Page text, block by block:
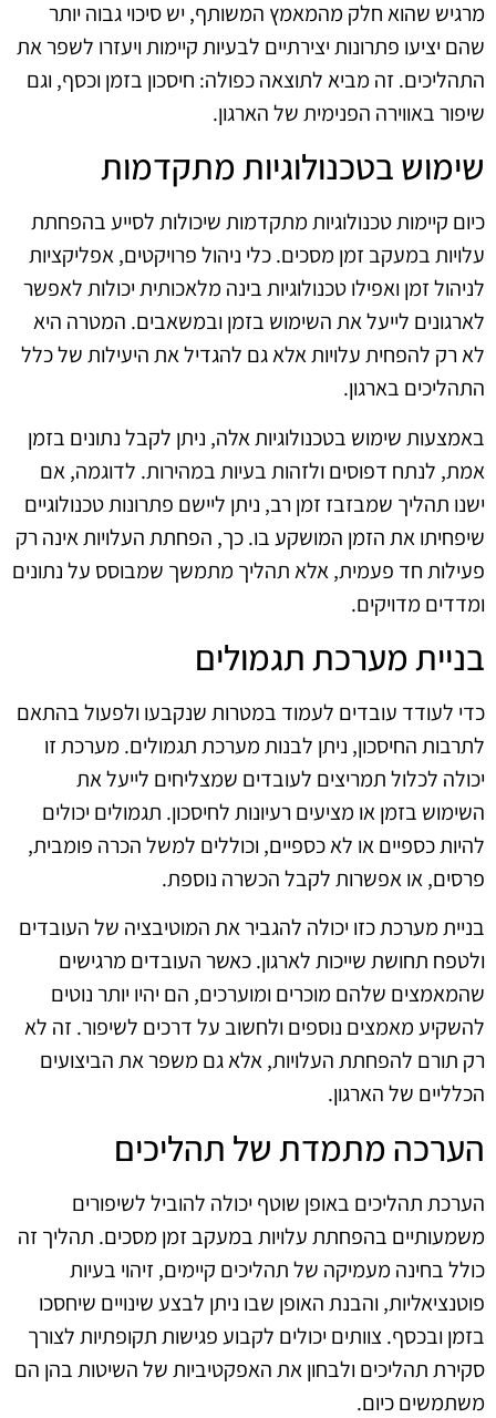
מרגיש שהוא חלק מהמאמץ המשותף, יש סיכוי גבוה יותר
שהם יציעו פתרונות יצירתיים לבעיות קיימות ויעזרו לשפר את
התהליכים. זה מביא לתוצאה כפולה: חיסכון בזמן וכסף, וגם
שיפור באווירה הפנימית של הארגון.
שימוש בטכנולוגיות מתקדמות
כיום קיימות טכנולוגיות מתקדמות שיכולות לסייע בהפחתת
עלויות במעקב זמן מסכים. כלי ניהול פרויקטים, אפליקציות
לניהול זמן ואפילו טכנולוגיות בינה מלאכותית יכולות לאפשר
לארגונים לייעל את השימוש בזמן ובמשאבים. המטרה היא
לא רק להפחית עלויות אלא גם להגדיל את היעילות של כלל
התהליכים בארגון.
באמצעות שימוש בטכנולוגיות אלה, ניתן לקבל נתונים בזמן
אמת, לנתח דפוסים ולזהות בעיות במהירות. לדוגמה, אם
ישנו תהליך שמבזבז זמן רב, ניתן ליישם פתרונות טכנולוגיים
שיפחיתו את הזמן המושקע בו. כך, הפחתת העלויות אינה רק
פעילות חד פעמית, אלא תהליך מתמשך שמבוסס על נתונים
ומדדים מדויקים.
בניית מערכת תגמולים
כדי לעודד עובדים לעמוד במטרות שנקבעו ולפעול בהתאם
לתרבות החיסכון, ניתן לבנות מערכת תגמולים. מערכת זו
יכולה לכלול תמריצים לעובדים שמצליחים לייעל את
השימוש בזמן או מציעים רעיונות לחיסכון. תגמולים יכולים
להיות כספיים או לא כספיים, וכוללים למשל הכרה פומבית,
פרסים, או אפשרות לקבל הכשרה נוספת.
בניית מערכת כזו יכולה להגביר את המוטיבציה של העובדים
ולטפח תחושת שייכות לארגון. כאשר העובדים מרגישים
שהמאמצים שלהם מוכרים ומוערכים, הם יהיו יותר נוטים
להשקיע מאמצים נוספים ולחשוב על דרכים לשיפור. זה לא
רק תורם להפחתת העלויות, אלא גם משפר את הביצועים
הכלליים של הארגון.
הערכה מתמדת של תהליכים
הערכת תהליכים באופן שוטף יכולה להוביל לשיפורים
משמעותיים בהפחתת עלויות במעקב זמן מסכים. תהליך זה
כולל בחינה מעמיקה של תהליכים קיימים, זיהוי בעיות
פוטנציאליות, והבנת האופן שבו ניתן לבצע שינויים שיחסכו
בזמן ובכסף. צוותים יכולים לקבוע פגישות תקופתיות לצורך
סקירת תהליכים ולבחון את האפקטיביות של השיטות בהן הם
משתמשים כיום.